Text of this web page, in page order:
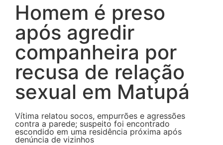
Homem é preso
após agredir
companheira por
recusa de relação
sexual em Matupá
Vítima relatou socos, empurrões e agressões
contra a parede; suspeito foi encontrado
escondido em uma residência próxima após
denúncia de vizinhos